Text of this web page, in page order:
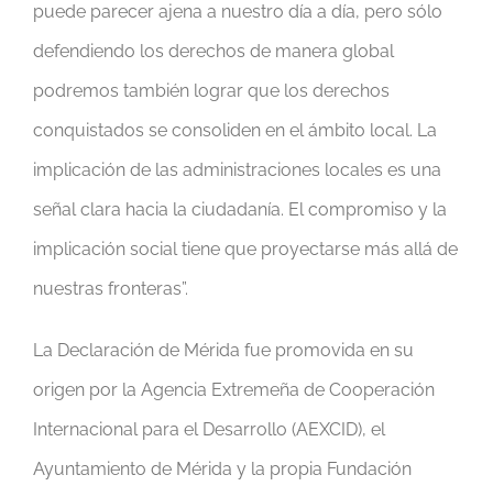
puede parecer ajena a nuestro día a día, pero sólo
defendiendo los derechos de manera global
podremos también lograr que los derechos
conquistados se consoliden en el ámbito local. La
implicación de las administraciones locales es una
señal clara hacia la ciudadanía. El compromiso y la
implicación social tiene que proyectarse más allá de
nuestras fronteras”.
La Declaración de Mérida fue promovida en su
origen por la Agencia Extremeña de Cooperación
Internacional para el Desarrollo (AEXCID), el
Ayuntamiento de Mérida y la propia Fundación